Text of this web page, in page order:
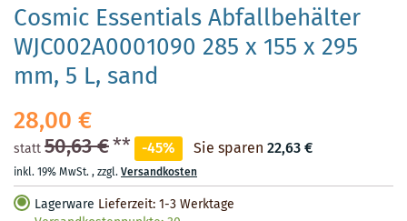
Cosmic Essentials Abfallbehälter
WJC002A0001090 285 x 155 x 295
mm, 5 L, sand
28,00 €
statt50,63 €** -45% Sie sparen 22,63 €
inkl. 19% MwSt.,zzgl.Versandkosten
Lagerware Lieferzeit: 1-3 Werktage